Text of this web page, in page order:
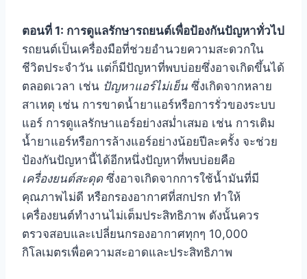
ตอนที่ 1: การดูแลรักษารถยนต์เพื่อป้องกันปัญหาทั่วไป
รถยนต์เป็นเครื่องมือที่ช่วยอำนวยความสะดวกใน
ชีวิตประจำวัน แต่ก็มีปัญหาที่พบบ่อยซึ่งอาจเกิดขึ้นได้
ตลอดเวลา เช่น ปัญหาแอร์ไม่เย็น ซึ่งเกิดจากหลาย
สาเหตุ เช่น การขาดน้ำยาแอร์หรือการรั่วของระบบ
แอร์ การดูแลรักษาแอร์อย่างสม่ำเสมอ เช่น การเติม
น้ำยาแอร์หรือการล้างแอร์อย่างน้อยปีละครั้ง จะช่วย
ป้องกันปัญหานี้ได้อีกหนึ่งปัญหาที่พบบ่อยคือ
เครื่องยนต์สะดุดซึ่งอาจเกิดจากการใช้น้ำมันที่มี
คุณภาพไม่ดี หรือกรองอากาศที่สกปรก ทำให้
เครื่องยนต์ทำงานไม่เต็มประสิทธิภาพ ดังนั้นควร
ตรวจสอบและเปลี่ยนกรองอากาศทุกๆ 10,000
กิโลเมตรเพื่อความสะอาดและประสิทธิภาพ